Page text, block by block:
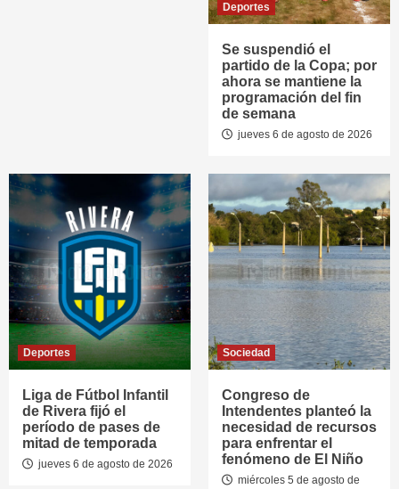
Deportes
Se suspendió el
partido de la Copa; por
ahora se mantiene la
programación del fin
de semana
jueves 6 de agosto de 2026
Deportes
Liga de Fútbol Infantil
de Rivera fijó el
período de pases de
mitad de temporada
jueves 6 de agosto de 2026
Sociedad
Congreso de
Intendentes planteó la
necesidad de recursos
para enfrentar el
fenómeno de El Niño
miércoles 5 de agosto de